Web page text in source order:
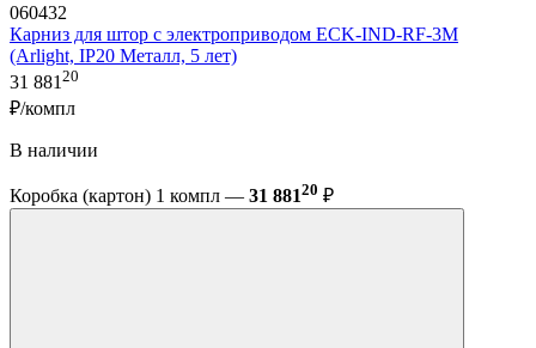
060432
Карниз для штор с электроприводом ECK-IND-RF-3M
(Arlight, IP20 Металл, 5 лет)
31 88120
₽/компл
В наличии
Коробка (картон) 1 компл — 31 88120 ₽